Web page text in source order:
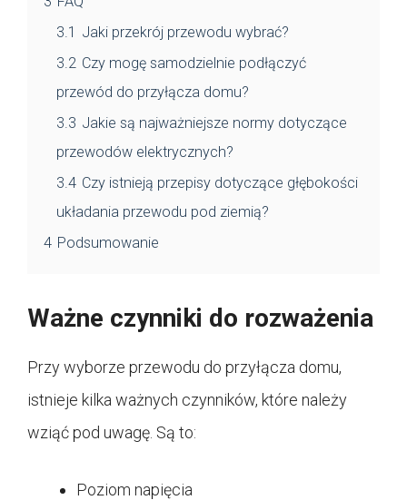
3.1 Jaki przekrój przewodu wybrać?
3.2 Czy mogę samodzielnie podłączyć
przewód do przyłącza domu?
3.3 Jakie są najważniejsze normy dotyczące
przewodów elektrycznych?
3.4 Czy istnieją przepisy dotyczące głębokości
układania przewodu pod ziemią?
4 Podsumowanie
Ważne czynniki do rozważenia
Przy wyborze przewodu do przyłącza domu,
istnieje kilka ważnych czynników, które należy
wziąć pod uwagę. Są to:
Poziom napięcia